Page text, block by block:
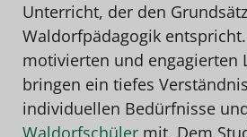
Unterricht, der den
Waldorfpädagogik
motivierten und engagierten
bringen ein tiefes
individuellen Bedürfnisse
Waldorfschüler mit. Dem